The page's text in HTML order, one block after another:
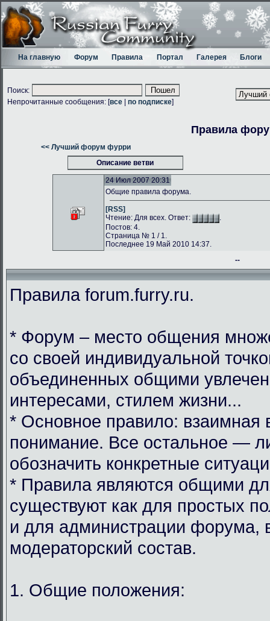
На главную Форум Правила Портал Галерея Блоги
Поиск:
Непрочитанные сообщения: [все по подписке]
Правила
<< Лучший форум фурри
Описание ветви
24 Июл 2007 20:31
Общие правила форума.
[RSS]
Чтение: Для всех. Ответ:
.
Постов: 4.
Страница № 1 / 1.
Последнее 19 Май 2010 14:37.
--
Правила forum.furry.ru.
* Форум – место общения
со своей индивидуальной
объединенных общими
интересами, стилем жизни...
* Основное правило: взаимная
понимание. Все остальное —
обозначить конкретные
* Правила являются общими
существуют как для простых
и для администрации форума,
модераторский состав.
1. Общие положения: